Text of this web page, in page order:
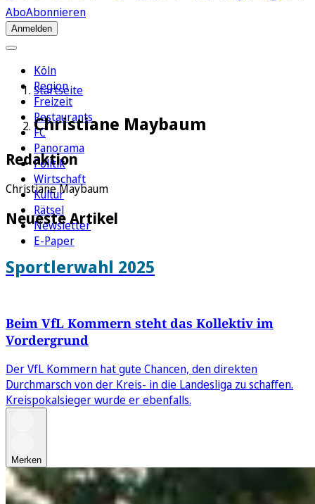
AboAbonnieren
Anmelden
Köln
Region
Freizeit
Restaurants
FC
Panorama
Politik
Wirtschaft
Kultur
Rätsel
Newsletter
E-Paper
Startseite
Christiane Maybaum
Redaktion
Christiane Maybaum
Neueste Artikel
Sportlerwahl 2025
Beim VfL Kommern steht das Kollektiv im
Vordergrund
Der VfL Kommern hat gute Chancen, den direkten
Durchmarsch von der Kreis- in die Landesliga zu schaffen.
Kreispokalsieger wurde er ebenfalls.
Merken